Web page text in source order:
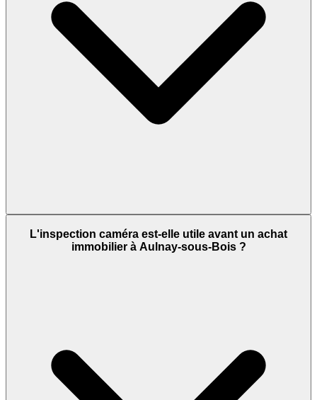
L'inspection caméra est-elle utile avant un achat
immobilier à Aulnay-sous-Bois ?